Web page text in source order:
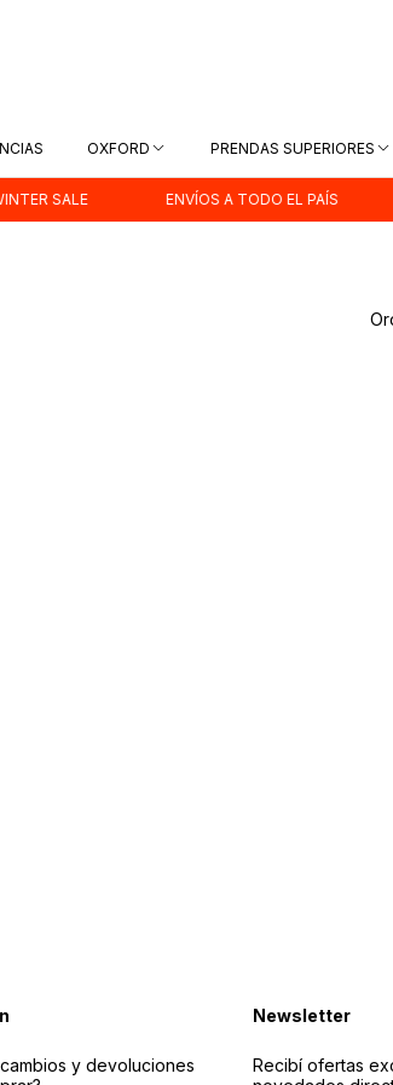
OXFORD PRENDAS SUPERIORES
ENVÍOS A TODO EL PAÍS
y devoluciones
Newsletter
Recibí ofertas